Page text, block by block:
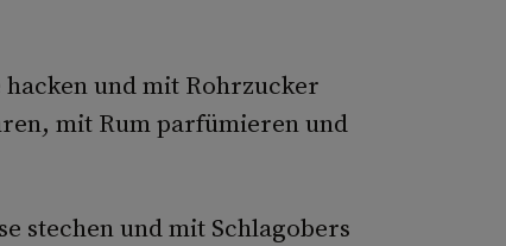
hacken und mit Rohrzucker
mit Rum parfümieren und
stechen und mit Schlagobers